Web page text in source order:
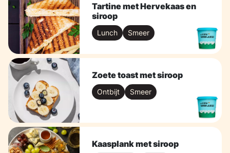
Tartine met Hervekaas en
siroop
Lunch Smeer
Zoete toast met siroop
Ontbijt Smeer
Kaasplank met siroop